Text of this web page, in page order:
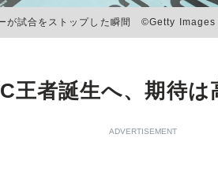
が試合をストップした瞬間 ©Getty Images
王者誕生へ、期待は
ADVERTISEMENT